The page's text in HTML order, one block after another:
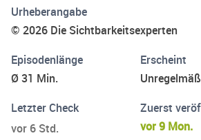
Urheberangabe
© 2026 Die Sichtbarkeitsexperten
Episodenlänge
Ø 31 Min.
Erscheint
Letzter Check
vor 6 Std.
Zuerst
vor 9 Mon.